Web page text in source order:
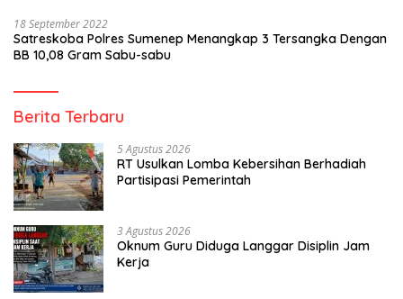
18 September 2022
Satreskoba Polres Sumenep Menangkap 3 Tersangka Dengan
BB 10,08 Gram Sabu-sabu
Berita Terbaru
5 Agustus 2026
RT Usulkan Lomba Kebersihan Berhadiah
Partisipasi Pemerintah
3 Agustus 2026
Oknum Guru Diduga Langgar Disiplin Jam
Kerja